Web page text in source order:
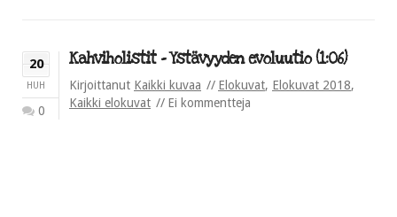
20
HUH
0
Kahviholistit – Ystävyyden evoluutio (1:06)
Kirjoittanut Kaikki kuvaa Elokuvat, Elokuvat 2018,
Kaikki elokuvat
Ei kommentteja